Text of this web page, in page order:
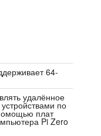
64-
удалённое
по
плат
Pi Zero